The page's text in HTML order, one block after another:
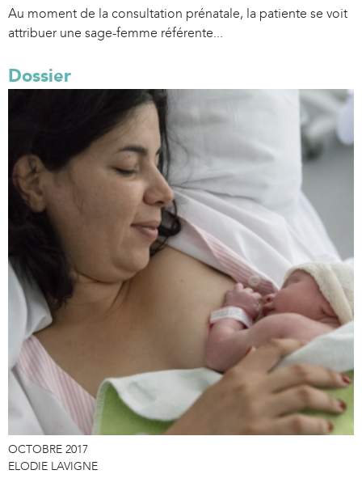
Au moment de la consultation prénatale, la patiente se voit
attribuer une sage-femme référente...
Dossier
OCTOBRE 2017
ELODIE LAVIGNE